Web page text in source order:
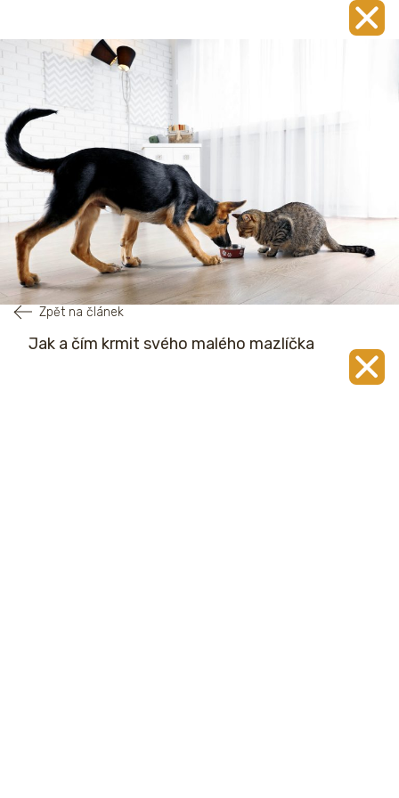
Zpět na článek
Jak a čím krmit svého malého mazlíčka